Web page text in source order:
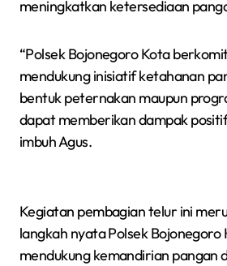
meningkatkan ketersediaan
“Polsek Bojonegoro Kota
mendukung inisiatif ketahanan
bentuk peternakan maupun
dapat memberikan dampak
imbuh Agus.
Kegiatan pembagian telur ini
langkah nyata Polsek Bojonegoro
mendukung kemandirian pangan